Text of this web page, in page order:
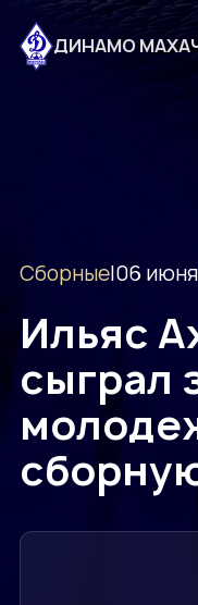
ДИНАМО
Сборные|06
Ильяс
сыграл